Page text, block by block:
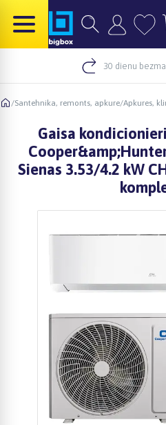
30 dienu
/Santehnika, remonts, apkure/Apkures,
Gaisa
Sienas 3.53/4.2 kW